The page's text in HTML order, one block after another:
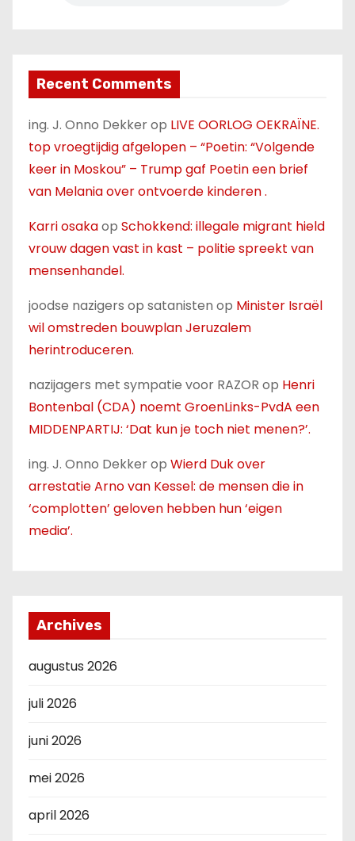
Recent Comments
ing. J. Onno Dekkerop LIVE OORLOG OEKRAÏNE.
top vroegtijdig afgelopen – “Poetin: “Volgende
keer in Moskou” – Trump gaf Poetin een brief
van Melania over ontvoerde kinderen .
Karri osakaop Schokkend: illegale migrant hield
vrouw dagen vast in kast – politie spreekt van
mensenhandel.
joodse nazigers op satanisten op Minister Israël
wil omstreden bouwplan Jeruzalem
herintroduceren.
nazijagers met sympatie voor RAZOR op Henri
Bontenbal (CDA) noemt GroenLinks-PvdA een
MIDDENPARTIJ: ‘Dat kun je toch niet menen?’.
ing. J. Onno Dekkerop Wierd Duk over
arrestatie Arno van Kessel: de mensen die in
‘complotten’ geloven hebben hun ‘eigen
media’.
Archives
augustus 2026
juli 2026
juni 2026
mei 2026
april 2026